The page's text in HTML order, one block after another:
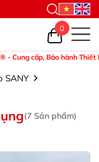
cấp, Bảo hành Thiết bị và
0
SANY
(7 Sản phẩm)